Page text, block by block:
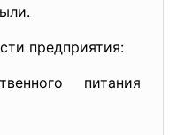
предприятия:
питания